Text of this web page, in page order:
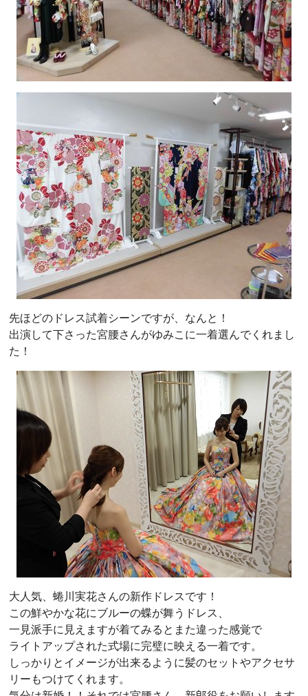
先ほどのドレス試着シーンですが、なんと！
出演して下さった宮腰さんがゆみこに一着選んでくれまし
た！
大人気、蜷川実花さんの新作ドレスです！
この鮮やかな花にブルーの蝶が舞うドレス、
一見派手に見えますが着てみるとまた違った感覚で
ライトアップされた式場に完璧に映える一着です。
しっかりとイメージが出来るように髪のセットやアクセサ
リーもつけてくれます。